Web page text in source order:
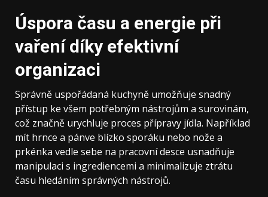
Úspora času a energie při
vaření díky efektivní
organizaci
Správně uspořádaná kuchyně umožňuje snadný
přístup ke všem potřebným nástrojům a surovinám,
což značně urychluje proces přípravy jídla. Například
mít hrnce a pánve blízko sporáku nebo nože a
prkénka vedle sebe na pracovní desce usnadňuje
manipulaci s ingrediencemi a minimalizuje ztrátu
času hledáním správných nástrojů.